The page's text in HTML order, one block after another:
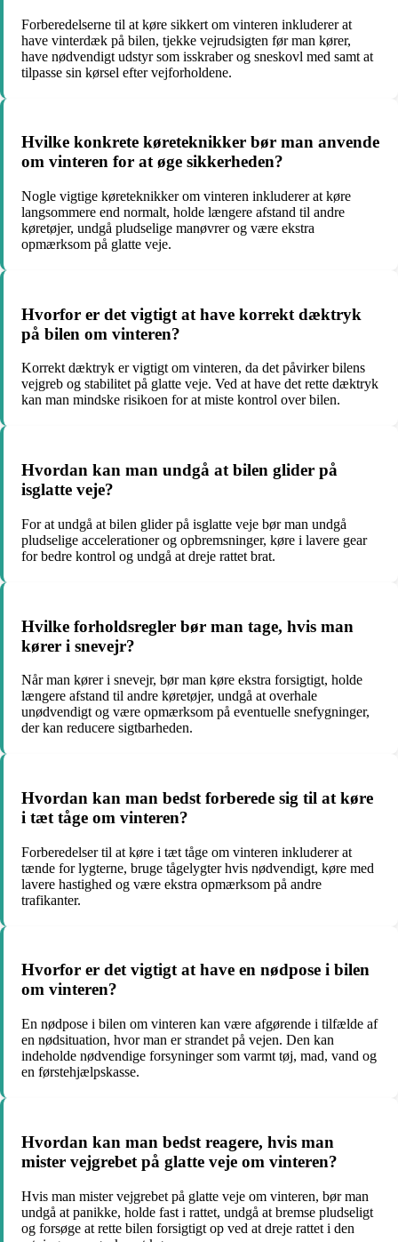
Forberedelserne til at køre sikkert om vinteren inkluderer at
have vinterdæk på bilen, tjekke vejrudsigten før man kører,
have nødvendigt udstyr som isskraber og sneskovl med samt at
tilpasse sin kørsel efter vejforholdene.
Hvilke konkrete køreteknikker bør man anvende
om vinteren for at øge sikkerheden?
Nogle vigtige køreteknikker om vinteren inkluderer at køre
langsommere end normalt, holde længere afstand til andre
køretøjer, undgå pludselige manøvrer og være ekstra
opmærksom på glatte veje.
Hvorfor er det vigtigt at have korrekt dæktryk
på bilen om vinteren?
Korrekt dæktryk er vigtigt om vinteren, da det påvirker bilens
vejgreb og stabilitet på glatte veje. Ved at have det rette dæktryk
kan man mindske risikoen for at miste kontrol over bilen.
Hvordan kan man undgå at bilen glider på
isglatte veje?
For at undgå at bilen glider på isglatte veje bør man undgå
pludselige accelerationer og opbremsninger, køre i lavere gear
for bedre kontrol og undgå at dreje rattet brat.
Hvilke forholdsregler bør man tage, hvis man
kører i snevejr?
Når man kører i snevejr, bør man køre ekstra forsigtigt, holde
længere afstand til andre køretøjer, undgå at overhale
unødvendigt og være opmærksom på eventuelle snefygninger,
der kan reducere sigtbarheden.
Hvordan kan man bedst forberede sig til at køre
i tæt tåge om vinteren?
Forberedelser til at køre i tæt tåge om vinteren inkluderer at
tænde for lygterne, bruge tågelygter hvis nødvendigt, køre med
lavere hastighed og være ekstra opmærksom på andre
trafikanter.
Hvorfor er det vigtigt at have en nødpose i bilen
om vinteren?
En nødpose i bilen om vinteren kan være afgørende i tilfælde af
en nødsituation, hvor man er strandet på vejen. Den kan
indeholde nødvendige forsyninger som varmt tøj, mad, vand og
en førstehjælpskasse.
Hvordan kan man bedst reagere, hvis man
mister vejgrebet på glatte veje om vinteren?
Hvis man mister vejgrebet på glatte veje om vinteren, bør man
undgå at panikke, holde fast i rattet, undgå at bremse pludseligt
og forsøge at rette bilen forsigtigt op ved at dreje rattet i den